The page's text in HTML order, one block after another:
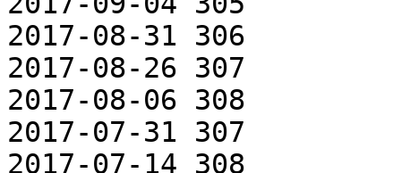
2017-08-31 306
2017-08-26 307
2017-08-06 308
2017-07-31 307
2017-07-14 308